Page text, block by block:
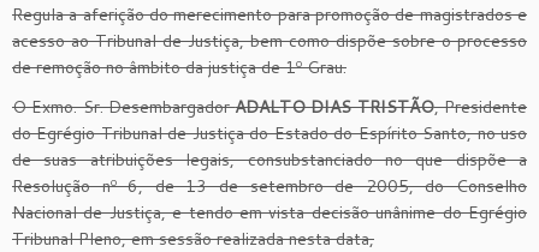
Regula a aferição do merecimento para promoção de magistrados e
acesso ao Tribunal de Justiça, bem como dispõe sobre o processo
de remoção no âmbito da justiça de 1º Grau.
O Exmo. Sr. DesembargadorADALTO DIAS TRISTÃO, Presidente
do Egrégio Tribunal de Justiça do Estado do Espírito Santo, no uso
de suas atribuições legais, consubstanciado no que dispõe a
Resolução nº 6, de 13 de setembro de 2005, do Conselho
Nacional de Justiça, e tendo em vista decisão unânime do Egrégio
Tribunal Pleno, em sessão realizada nesta data,